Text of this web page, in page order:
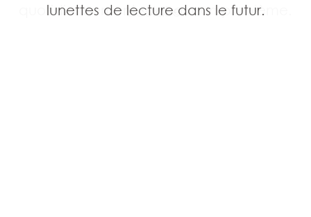
lunettes de lecture dans le futur.
quotidiennement sans aucun problème.
oculaire.